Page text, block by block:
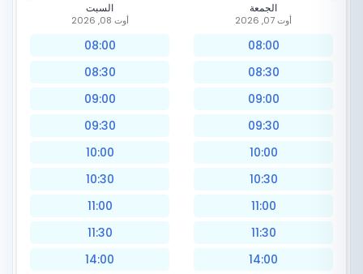
السبت
أوت 08, 2026
08:00
08:30
09:00
09:30
10:00
10:30
11:00
11:30
14:00
الجمعة
أوت 07, 2026
08:00
08:30
09:00
09:30
10:00
10:30
11:00
11:30
14:00